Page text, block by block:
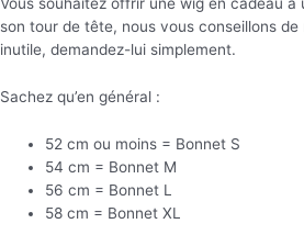
Vous souhaitez offrir une wig en cadeau à
son tour de tête, nous vous conseillons
inutile, demandez-lui simplement.
Sachez qu’en général :
52 cm ou moins = Bonnet S
54 cm = Bonnet M
56 cm = Bonnet L
58 cm = Bonnet XL